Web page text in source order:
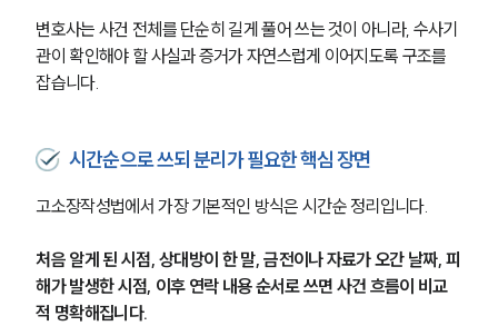
변호사는 사건 전체를 단순히 길게 풀어 쓰는 것이 아니라, 수사기
관이 확인해야 할 사실과 증거가 자연스럽게 이어지도록 구조를
잡습니다.
시간순으로 쓰되 분리가 필요한 핵심 장면
고소장작성법에서 가장 기본적인 방식은 시간순 정리입니다.
처음 알게 된 시점, 상대방이 한 말, 금전이나 자료가 오간 날짜, 피
해가 발생한 시점, 이후 연락 내용 순서로 쓰면 사건 흐름이 비교
적 명확해집니다.